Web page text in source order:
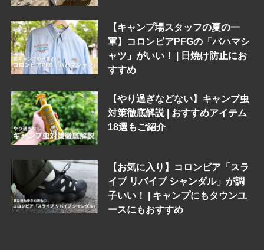
【キャンプ場スタッフの夏の一
軍】コロンビアPFGの「バハマシ
ャツ」がいい！ | 日焼け防止にお
すすめ
【やり過ぎなどない】キャンプ虫
対策徹底解説 | おすすめアイテム
18選もご紹介
【お気に入り】コロンビア「スラ
イブ リバイブ シャンダル」が調
子いい！ | キャンプにもタウンユ
ースにもおすすめ